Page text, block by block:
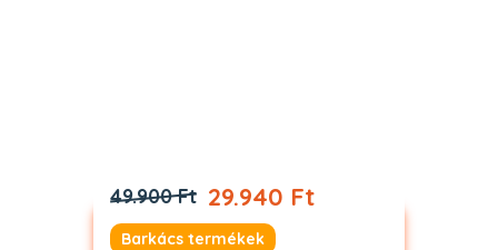
49.900 Ft 29.940 Ft
Barkács termékek